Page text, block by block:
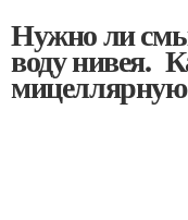
Нужно ли
воду нивея.